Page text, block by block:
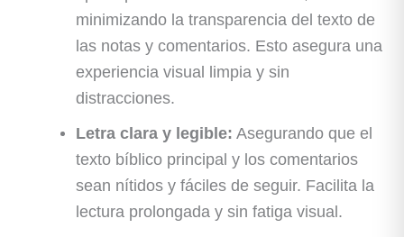
minimizando la transparencia del texto de
las notas y comentarios. Esto asegura una
experiencia visual limpia y sin
distracciones.
Letra clara y legible: Asegurando que el
texto bíblico principal y los comentarios
sean nítidos y fáciles de seguir. Facilita la
lectura prolongada y sin fatiga visual.